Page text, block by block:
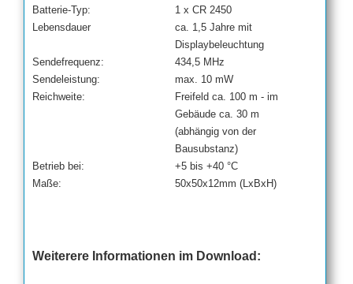
Batterie-Typ:
1 x CR 2450
Lebensdauer
ca. 1,5 Jahre mit
Displaybeleuchtung
Sendefrequenz:
434,5 MHz
Sendeleistung:
max. 10 mW
Reichweite:
Freifeld ca. 100 m - im
Gebäude ca. 30 m
(abhängig von der
Bausubstanz)
Betrieb bei:
+5 bis +40 °C
Maße:
50x50x12mm (LxBxH)
Weiterere Informationen im Download: